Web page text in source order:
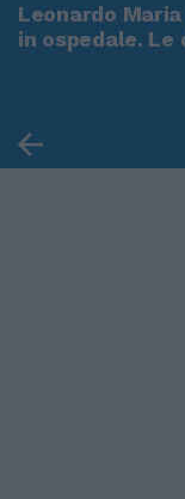
Leonardo
in ospedale.